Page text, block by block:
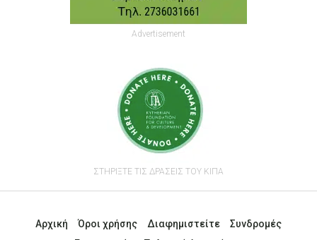
Advertisement
ΣΤΗΡΙΞΤΕ ΤΙΣ ΔΡΑΣΕΙΣ ΤΟΥ ΚΙΠΑ
Αρχική Όροι χρήσης Διαφημιστείτε
Συνδρομές